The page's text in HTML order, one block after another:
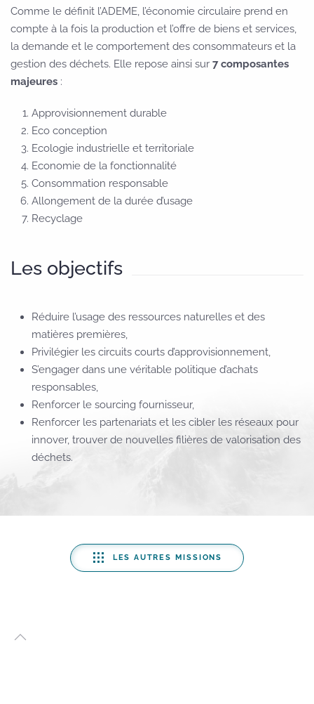
Comme le définit l’ADEME, l’économie circulaire prend en
compte à la fois la production et l’offre de biens et services,
la demande et le comportement des consommateurs et la
gestion des déchets. Elle repose ainsi sur 7 composantes
majeures :
Approvisionnement durable
Eco conception
Ecologie industrielle et territoriale
Economie de la fonctionnalité
Consommation responsable
Allongement de la durée d’usage
Recyclage
Les objectifs
Réduire l’usage des ressources naturelles et des
matières premières,
Privilégier les circuits courts d’approvisionnement,
S’engager dans une véritable politique d’achats
responsables,
Renforcer le sourcing fournisseur,
Renforcer les partenariats et les cibler les réseaux pour
innover, trouver de nouvelles filières de valorisation des
déchets.
LES AUTRES MISSIONS